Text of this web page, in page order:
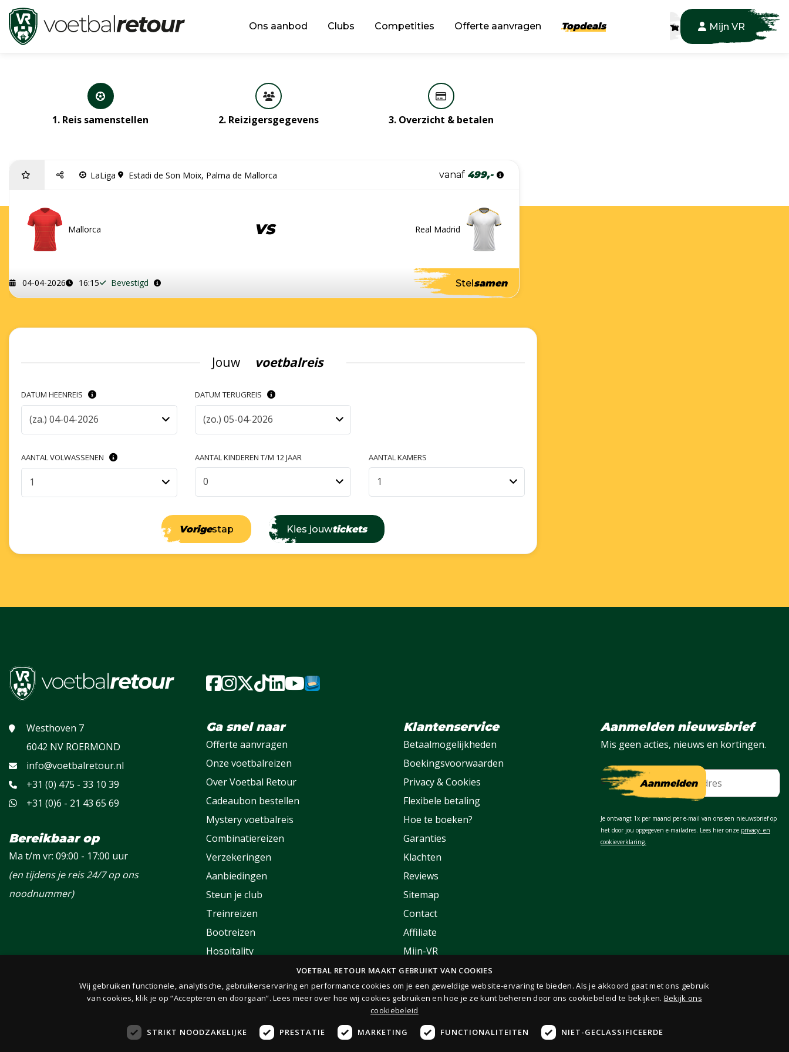
Ons aanbod Clubs Competities Offerte aanvragen Topdeals Mijn VR
1. Reis samenstellen 2. Reizigersgegevens 3. Overzicht & betalen
LaLiga Estadi de Son Moix, Palma de Mallorca vanaf 499,-
Mallorca VS Real Madrid
04-04-2026 16:15 Bevestigd Stelsamen
Jouw voetbalreis
DATUM HEENREIS
(za.) 04-04-2026
DATUM TERUGREIS
(zo.) 05-04-2026
AANTAL VOLWASSENEN
1
AANTAL KINDEREN T/M 12 JAAR
0
AANTAL KAMERS
1
Vorigestap Kies jouwtickets
Westhoven 7
6042 NV ROERMOND
info@voetbalretour.nl
+31 (0) 475 - 33 10 39
+31 (0)6 - 21 43 65 69
Bereikbaar op
Ma t/m vr: 09:00 - 17:00 uur
(en tijdens je reis 24/7 op ons
noodnummer)
Ga snel naar
Offerte aanvragen
Onze voetbalreizen
Over Voetbal Retour
Cadeaubon bestellen
Mystery voetbalreis
Combinatiereizen
Verzekeringen
Aanbiedingen
Steun je club
Treinreizen
Bootreizen
Hospitality
Fanclub
Klantenservice
Betaalmogelijkheden
Boekingsvoorwaarden
Privacy & Cookies
Flexibele betaling
Hoe te boeken?
Garanties
Klachten
Reviews
Sitemap
Contact
Affiliate
Mijn-VR
Korting
FAQ
Aanmelden nieuwsbrief
Mis geen acties, nieuws en kortingen.
E-mail Aanmelden
Je ontvangt 1x per maand per e-mail van ons een nieuwsbrief op
het door jou opgegeven e-mailadres. Lees hier onze privacy- en
cookieverklaring.
VOETBAL RETOUR MAAKT GEBRUIKT VAN COOKIES
Wij gebruiken functionele, analytische, gebruikerservaring en performance cookies om je een geweldige website-ervaring te bieden. Als je akkoord gaat met ons gebruik
van cookies, klik je op “Accepteren en doorgaan”. Lees meer over hoe wij cookies gebruiken en hoe je ze kunt beheren door ons cookiebeleid te bekijken. Bekijk ons
cookiebeleid
STRIKT NOODZAKELIJKE PRESTATIE MARKETING FUNCTIONALITEITEN NIET-GECLASSIFICEERDE